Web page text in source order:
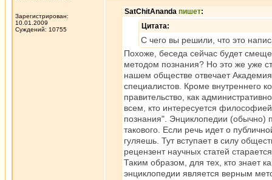
Зарегистрирован:
10.01.2009
Суждений: 10755
SatChitAnanda пишет:
Цитата:
С чего вы решили, что это
Похоже, беседа сейчас будет
методом познания? Но это же уже
нашем обществе отвечает
специалистов. Кроме внутреннего
правительство, как
всем, кто интересуется
познания". Энциклопедии (обычно)
такового. Если речь идет о
гуляешь. Тут вступает в силу
рецензент научных статей
Таким образом, для тех, кто знает
энциклопедии является верным